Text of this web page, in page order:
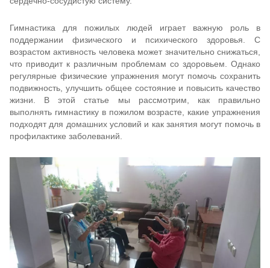
Гимнастика для пожилых людей играет важную роль в
поддержании физического и психического здоровья. С
возрастом активность человека может значительно снижаться,
что приводит к различным проблемам со здоровьем. Однако
регулярные физические упражнения могут помочь сохранить
подвижность, улучшить общее состояние и повысить качество
жизни. В этой статье мы рассмотрим, как правильно
выполнять гимнастику в пожилом возрасте, какие упражнения
подходят для домашних условий и как занятия могут помочь в
профилактике заболеваний.